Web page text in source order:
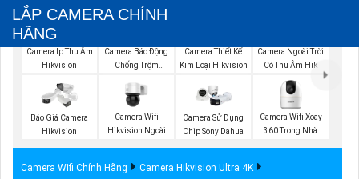
LẮP CAMERA CHÍNH
HÃNG
Camera Ip Thu Âm
Hikvision
Camera Báo Động
Chống Trộm
Camera Thiết Kế
Kim Loại Hikvision
Camera Ngoài Trời
Có Thu Âm Hik
Báo Giá Camera
Hikvision
Camera Wifi
Hikvision Ngoài
Camera Sử Dụng
Chip Sony Dahua
Camera Wifi Xoay
360 Trong Nhà
Camera Wifi Chính Hãng Camera Hikvision Ultra 4K